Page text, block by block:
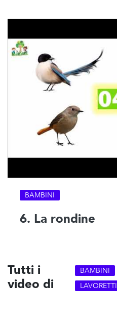
BAMBINI
6. La rondine
Tutti i
video di
BAMBINI
LAVORETTI